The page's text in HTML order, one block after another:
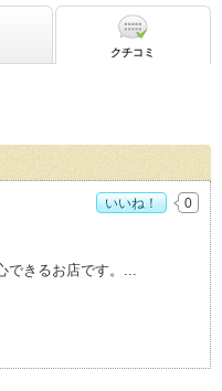
クチコミ
すすめ度：4
きるお店です。
いいね！ 0